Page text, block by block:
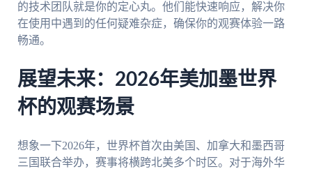
的技术团队就是你的定心丸。他们能快速响应，解决你
在使用中遇到的任何疑难杂症，确保你的观赛体验一路
畅通。
展望未来：2026年美加墨世界
杯的观赛场景
想象一下2026年，世界杯首次由美国、加拿大和墨西哥
三国联合举办，赛事将横跨北美多个时区。对于海外华